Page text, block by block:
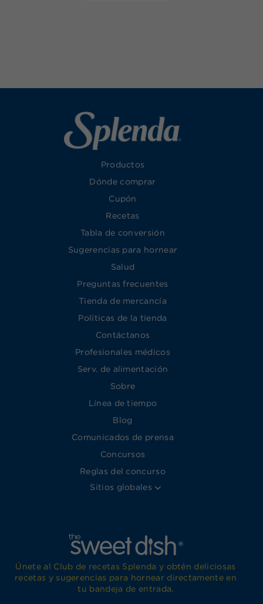
Productos
Dónde comprar
Cupón
Recetas
Tabla de conversión
Sugerencias para hornear
Salud
Preguntas frecuentes
Tienda de mercancía
Políticas de la tienda
Contáctanos
Profesionales médicos
Serv. de alimentación
Sobre
Línea de tiempo
Blog
Comunicados de prensa
Concursos
Reglas del concurso
Sitios globales
Únete al Club de recetas Splenda y obtén deliciosas
recetas y sugerencias para hornear directamente en
tu bandeja de entrada.